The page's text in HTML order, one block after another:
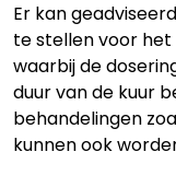
Er kan
te stellen voor het
waarbij de
duur van de kuur
behandelingen
kunnen ook